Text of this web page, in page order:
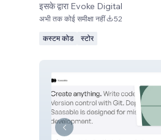
इसके द्वारा Evoke Digital
अभी तक कोई समीक्षा नहीं 52
कस्टम कोड स्टोर